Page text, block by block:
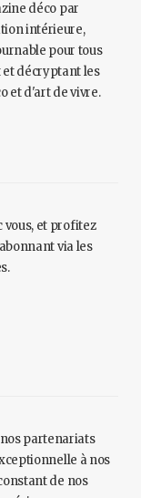
déco par
intérieure,
pour tous
et décryptant les
et d'art de vivre.
vous, et profitez
via les
partenariats
à nos
de nos